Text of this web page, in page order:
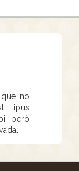
no
tipus
però